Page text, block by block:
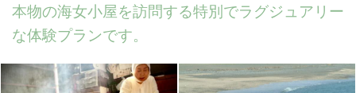
本物の海女小屋を訪問する特別でラグジュアリー
な体験プランです。